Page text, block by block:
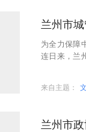
兰州市
为全力保障
连日来，兰
来自主题：
兰州市